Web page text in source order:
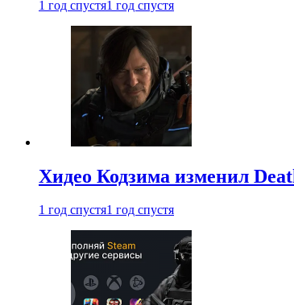
1 год спустя1 год спустя
Хидео Кодзима изменил
1 год спустя1 год спустя